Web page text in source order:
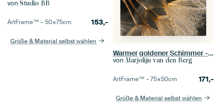
von Studio BB
ArtFrame™ –50×75cm 153,-
Größe & Material selbst wählen
Warmer goldener Schimmer – Licht fällt auf die Härchen eines Tragopogon
von Marjolijn van den Berg
ArtFrame™ –75×50cm 171,-
Größe & Material selbst wählen